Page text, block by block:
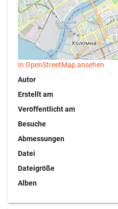
In OpenStreetMap ansehen
Autor
Erstellt am
Veröffentlicht am
Besuche
Abmessungen
Datei
Dateigröße
Alben